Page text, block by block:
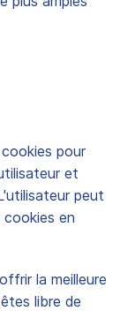
pour
et
peut
en
la meilleure
libre de